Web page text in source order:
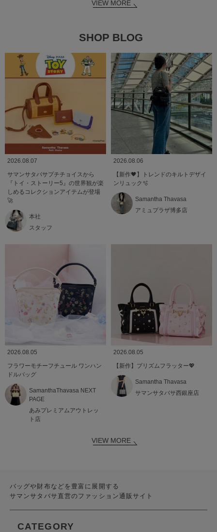
VIEW MORE
SHOP BLOG
2026.08.07
サマンサタバサプチチョイスから
『トイ・ストーリー5』の世界観が楽
しめるコレクションアイテムが登場
🚀
本社
スタッフ
2026.08.06
【新作🖤】トレンドのキルトデザイ
ンリュック🫧
Samantha Thavasa
アミュプラザ博多店
2026.08.05
フラワーモチーフチュール ワンハン
ドルバッグ
SamanthaThavasa NEXT
PAGE
あみプレミアムアウトレッ
ト店
2026.08.05
【新作】プリズムフラッター💖
Samantha Thavasa
サマンサタバサ西銀座店
VIEW MORE
バッグや財布などを豊富に展開する
サマンサタバサ直営のファッション通販サイト
CATEGORY